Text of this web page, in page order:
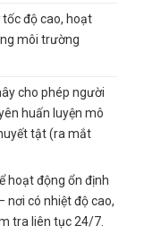
độ cao, hoạt
môi trường
cho phép người
huấn luyện mô
tật (ra mắt
hoạt động ổn định
nơi có nhiệt độ cao,
tra liên tục 24/7.